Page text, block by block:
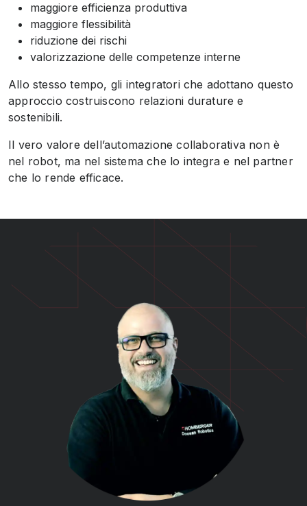
maggiore efficienza produttiva
maggiore flessibilità
riduzione dei rischi
valorizzazione delle competenze interne
Allo stesso tempo, gli integratori che adottano questo
approccio costruiscono relazioni durature e
sostenibili.
Il vero valore dell’automazione collaborativa non è
nel robot, ma nel sistema che lo integra e nel partner
che lo rende efficace.